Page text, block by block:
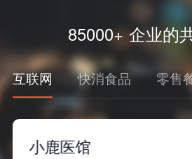
85000+ 企业的
互联网 快消食品 零售
小鹿医馆